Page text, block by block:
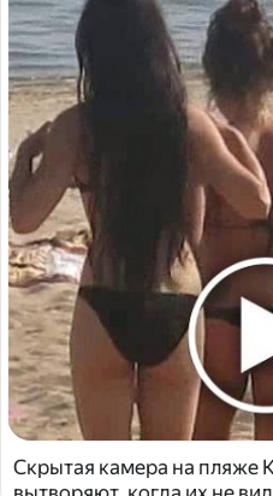
Скрытая камера на пляже